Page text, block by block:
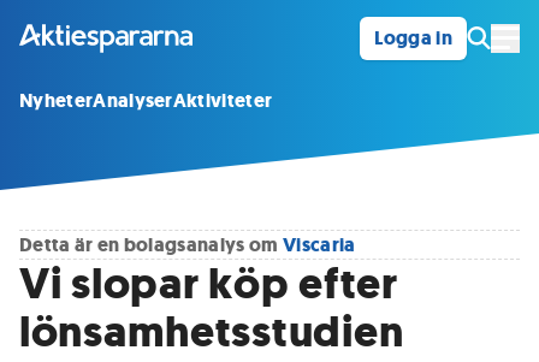
Logga in
NyheterAnalyserAktiviteter
Detta är en bolagsanalys om Viscaria
Vi slopar köp efter
lönsamhetsstudien